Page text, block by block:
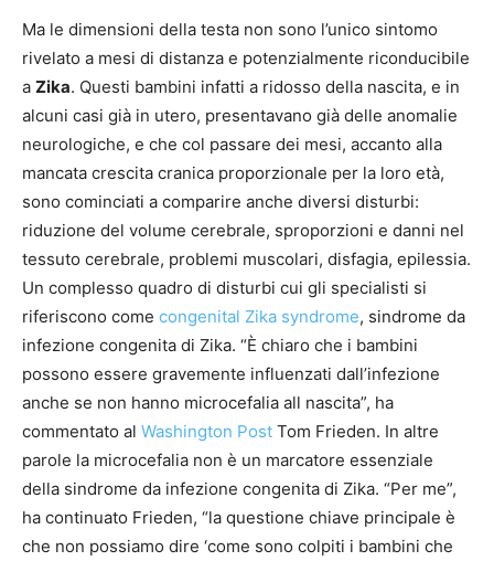
Ma le dimensioni della testa non sono l’unico sintomo
rivelato a mesi di distanza e potenzialmente riconducibile
a Zika. Questi bambini infatti a ridosso della nascita, e in
alcuni casi già in utero, presentavano già delle anomalie
neurologiche, e che col passare dei mesi, accanto alla
mancata crescita cranica proporzionale per la loro età,
sono cominciati a comparire anche diversi disturbi:
riduzione del volume cerebrale, sproporzioni e danni nel
tessuto cerebrale, problemi muscolari, disfagia, epilessia.
Un complesso quadro di disturbi cui gli specialisti si
riferiscono come congenital Zika syndrome, sindrome da
infezione congenita di Zika. “È chiaro che i bambini
possono essere gravemente influenzati dall’infezione
anche se non hanno microcefalia all nascita”, ha
commentato al Washington Post Tom Frieden. In altre
parole la microcefalia non è un marcatore essenziale
della sindrome da infezione congenita di Zika. “Per me”,
ha continuato Frieden, “la questione chiave principale è
che non possiamo dire ‘come sono colpiti i bambini che